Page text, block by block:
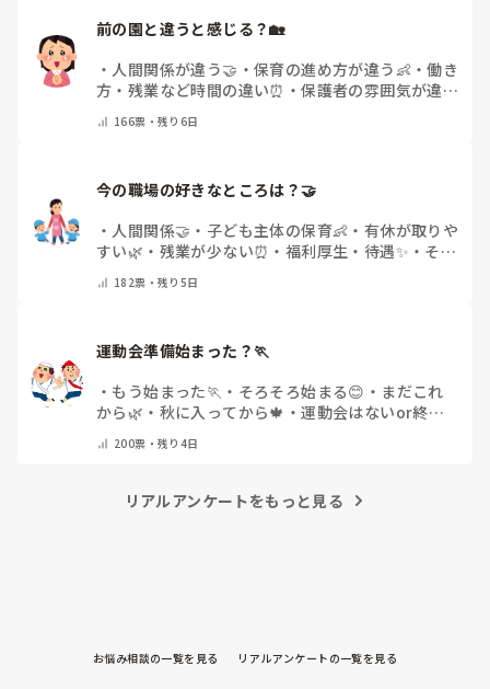
前の園と違うと感じる？🏡
・ 人間関係が違う🤝 ・ 保育の進め方が違う👶 ・働き
方・残業など時間の違い⏰ ・保護者の雰囲気が違う
で教えてください)
166票・残り6日
・ 人間関係🤝 ・ 子ども主体の保育👶 ・ 有休が取りや
すい🌿 ・ 残業が少ない⏰ ・ 福利厚生・待遇✨ ・ その
182票・残り5日
運動会準備始まった？🏃
・ もう始まった🏃 ・ そろそろ始まる😊 ・ まだこれ
から🌿 ・ 秋に入ってから🍁 ・運動会はないor終わ
200票・残り4日
リアルアンケートをもっと見る
お悩み相談の一覧を見る リアルアンケートの一覧を見る